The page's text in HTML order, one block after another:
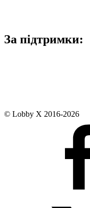
За підтримки:
© Lobby X 2016-2026